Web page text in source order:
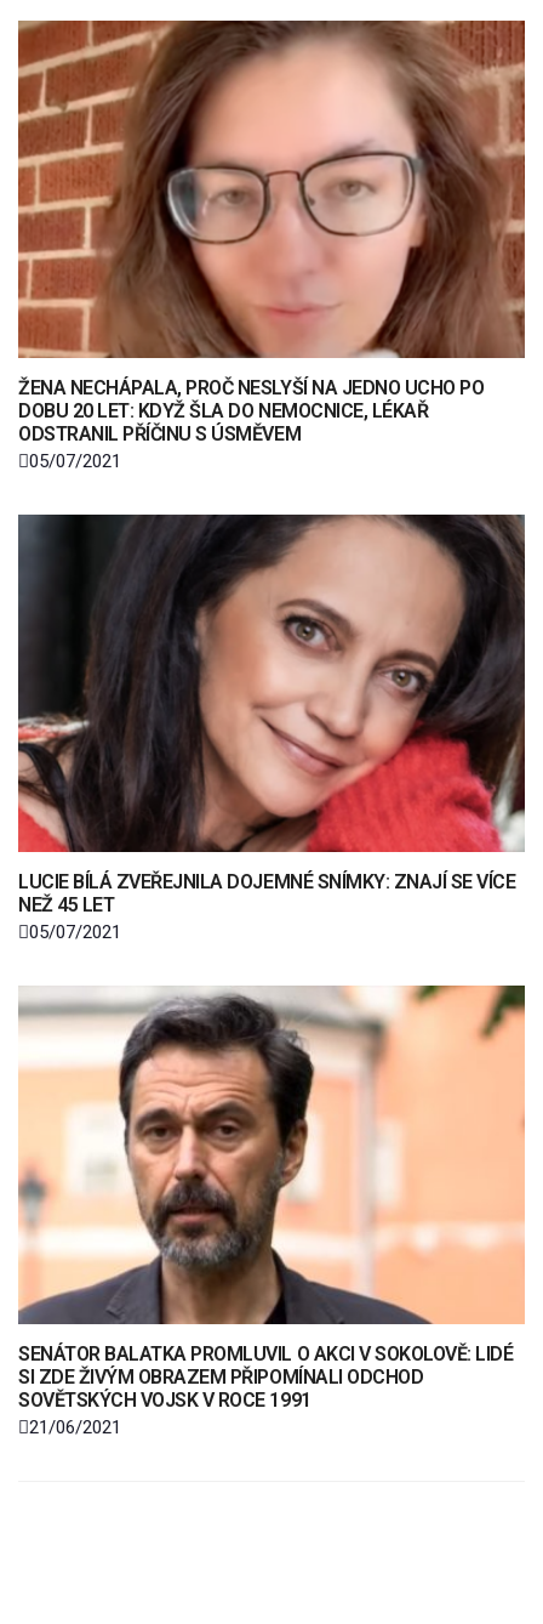
ŽENA NECHÁPALA, PROČ NESLYŠÍ NA JEDNO UCHO PO
DOBU 20 LET: KDYŽ ŠLA DO NEMOCNICE, LÉKAŘ
ODSTRANIL PŘÍČINU S ÚSMĚVEM
05/07/2021
LUCIE BÍLÁ ZVEŘEJNILA DOJEMNÉ SNÍMKY: ZNAJÍ SE VÍCE
NEŽ 45 LET
05/07/2021
SENÁTOR BALATKA PROMLUVIL O AKCI V SOKOLOVĚ: LIDÉ
SI ZDE ŽIVÝM OBRAZEM PŘIPOMÍNALI ODCHOD
SOVĚTSKÝCH VOJSK V ROCE 1991
21/06/2021